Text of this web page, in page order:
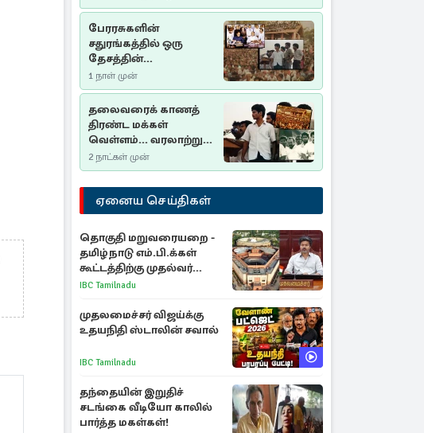
மறுக்கப்பட்ட மனிதாபிமானப்
பேரவலம்
பேரரசுகளின்
சதுரங்கத்தில் ஒரு
தேசத்தின்
தீர்க்கதரிசனம் :
சுதுமலை பிரகடனம்
ஒரு வரலாற்றுப் பாடம்
1 நாள் முன்
தலைவரைக் காணத்
திரண்ட மக்கள்
வெள்ளம்... வரலாற்றுச்
சிறப்புமிக்க சுதுமலைப்
பிரகடனம்…
2 நாட்கள் முன்
ஏனைய செய்திகள்
தொகுதி மறுவரையறை -
தமிழ்நாடு எம்.பி.க்கள்
கூட்டத்திற்கு முதல்வர்
விஜய் அழைப்பு
IBC Tamilnadu
முதலமைச்சர் விஜய்க்கு
உதயநிதி ஸ்டாலின் சவால்
IBC Tamilnadu
தந்தையின் இறுதிச்
சடங்கை வீடியோ காலில்
பார்த்த மகள்கள்!